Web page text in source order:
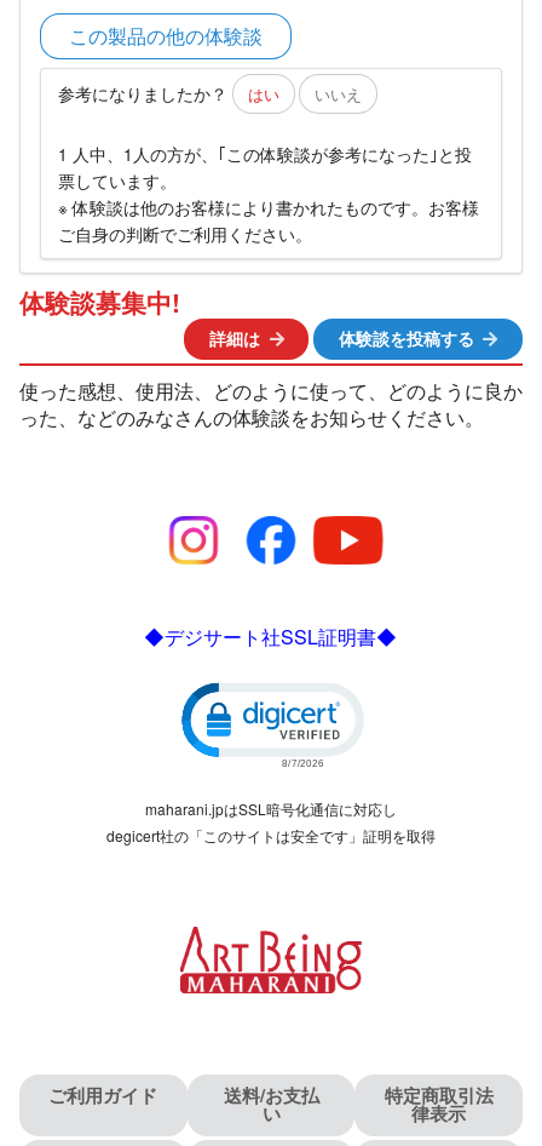
この製品の他の体験談
参考になりましたか？ はい いいえ
1 人中、1人の方が、｢この体験談が参考になった｣と投
票しています。
※ 体験談は他のお客様により書かれたものです。お客様
ご自身の判断でご利用ください。
体験談募集中!
体験談を投稿する
詳細は
使った感想、使用法、どのように使って、どのように良か
った、などのみなさんの体験談をお知らせください。
◆デジサート社SSL証明書◆
maharani.jpはSSL暗号化通信に対応し
degicert社の「このサイトは安全です」証明を取得
ご利用ガイド 送料/お支払
い
特定商取引法
律表示